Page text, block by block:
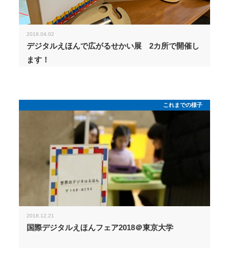
2019.04.02
デジタルえほんで広がるせかい展 2カ所で開催し
ます！
これまでの様子
2018.12.21
国際デジタルえほんフェア2018＠東京大学